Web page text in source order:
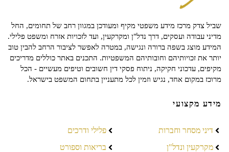
שביל צדק מרכז מידע משפטי מקיף ומעודכן במגוון רחב של תחומים, החל
מדיני עבודה ועסקים, דרך נדל"ן ומקרקעין, ועד לזכויות אזרח ומשפט פלילי.
המידע מוצג בשפה ברורה ונגישה, במטרה לאפשר לציבור הרחב להבין טוב
יותר את זכויותיהם וחובותיהם המשפטיות. התכנים באתר כוללים מדריכים
מקיפים, עדכוני חקיקה, ניתוח פסקי דין חשובים וטיפים מעשיים - הכל
מרוכז במקום אחד, נגיש וזמין לכל מתעניין בתחום המשפט בישראל.
מידע מקצועי
דיני מסחר וחברות
מקרקעין ונדל"ן
פלילי ודרכים
בריאות וספורט